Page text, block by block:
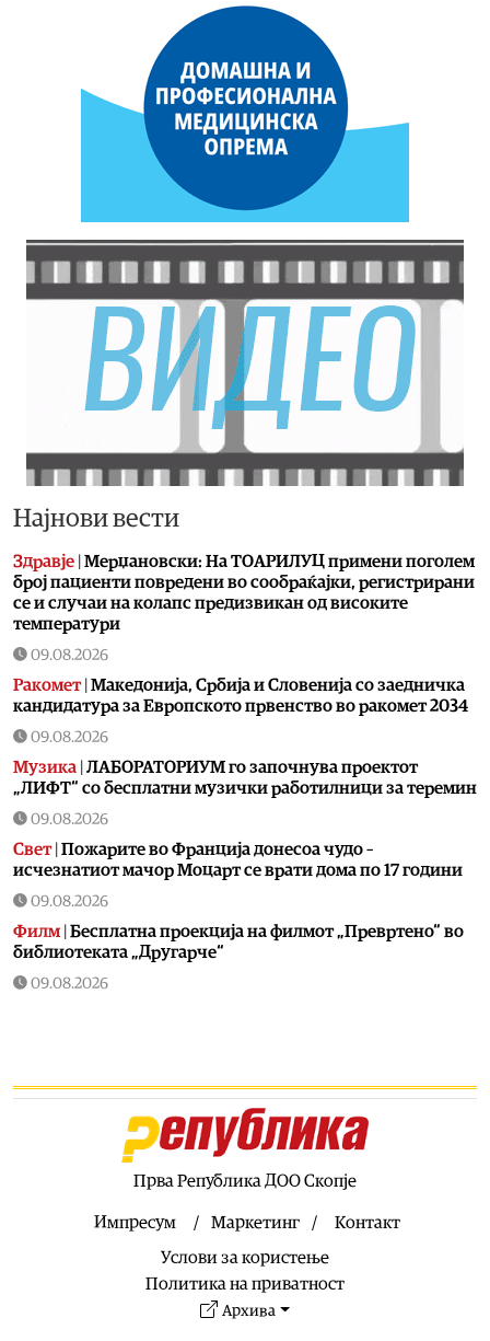
Најнови вести
Здравје | Мерџановски: На ТОАРИЛУЦ примени поголем
број пациенти повредени во сообраќајки, регистрирани
се и случаи на колапс предизвикан од високите
температури
09.08.2026
Ракомет| Македонија, Србија и Словенија со заедничка
кандидатура за Европското првенство во ракомет 2034
09.08.2026
Музика | ЛАБОРАТОРИУМ го започнува проектот
„ЛИФТ“ со бесплатни музички работилници за теремин
09.08.2026
Свет| Пожарите во Франција донесоа чудо –
исчезнатиот мачор Моцарт се врати дома по 17 години
09.08.2026
Филм | Бесплатна проекција на филмот „Превртено“ во
библиотеката „Другарче“
09.08.2026
Свет|Кај Сицилија открени остатоци од римски
бродолом со стотици амфори
„Неми филмови“ го освои Гран при на Астерфест
09.08.2026
Вучиќ: Правиме сè за да им го олесниме ужасно
тешкиот живот на Србите на Косово и Метохија
Прва Република ДОО Скопје
Импресум Маркетинг
Контакт
Услови за користење
Политика на приватност
Архива